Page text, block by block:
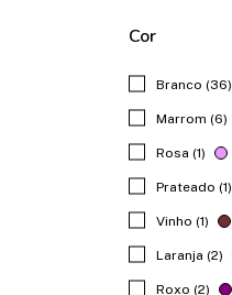
Cor
Branco (36)
Marrom (6)
Rosa (1)
Prateado (1)
Vinho (1)
Laranja (2)
Roxo (2)